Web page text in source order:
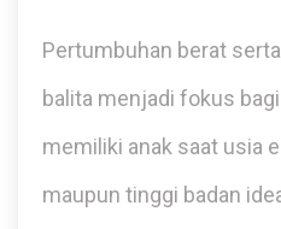
Pertumbuhan berat
balita menjadi fokus
memiliki anak saat usia
maupun tinggi badan